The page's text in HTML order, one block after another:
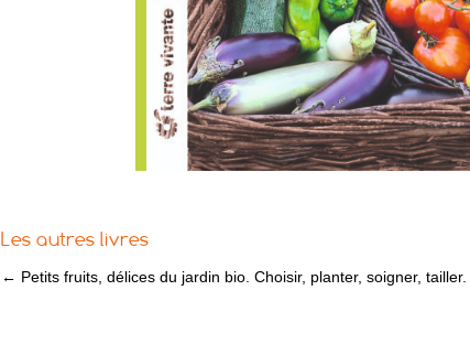
Les autres livres
← Petits fruits, délices du jardin bio. Choisir, planter, soigner, tailler.